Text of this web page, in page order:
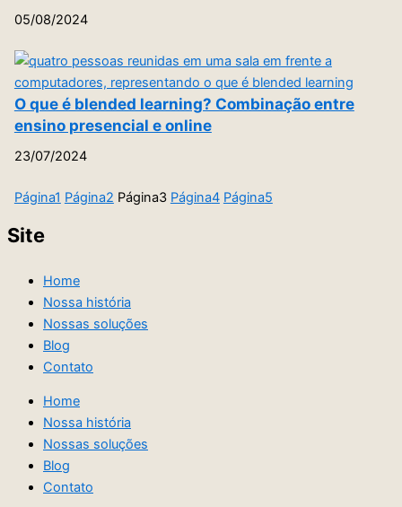
05/08/2024
O que é blended learning? Combinação entre
ensino presencial e online
23/07/2024
Página1 Página2 Página3 Página4 Página5
Site
Home
Nossa história
Nossas soluções
Blog
Contato
Home
Nossa história
Nossas soluções
Blog
Contato